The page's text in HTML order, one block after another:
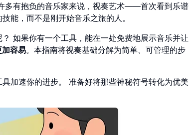
多有抱负的音乐家来说，视奏艺术——首次看到乐谱
能，而不是刚开始音乐之旅的人。
如果你有一个工具，能在一处免费地展示音乐并让
加容易。本指南将视奏基础分解为简单、可管理的步
加速你的进步。 准备好将那些神秘符号转化为优美